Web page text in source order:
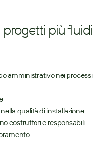
più fluidi
amministrativo nei processi
qualità di installazione
costruttori e responsabili